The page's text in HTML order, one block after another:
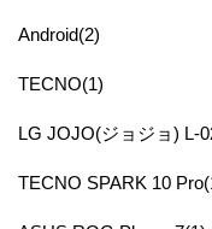
Android(2)
TECNO(1)
LG JOJO(ジョジョ) L-
TECNO SPARK 10